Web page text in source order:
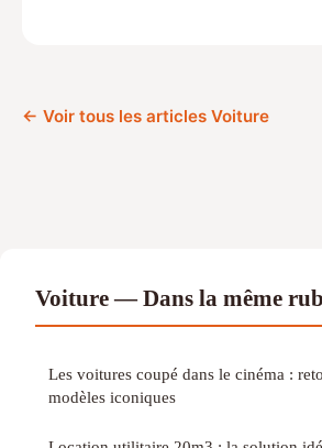
← Voir tous les articles Voiture
Voiture — Dans la même
Les voitures coupé dans le cinéma :
modèles iconiques